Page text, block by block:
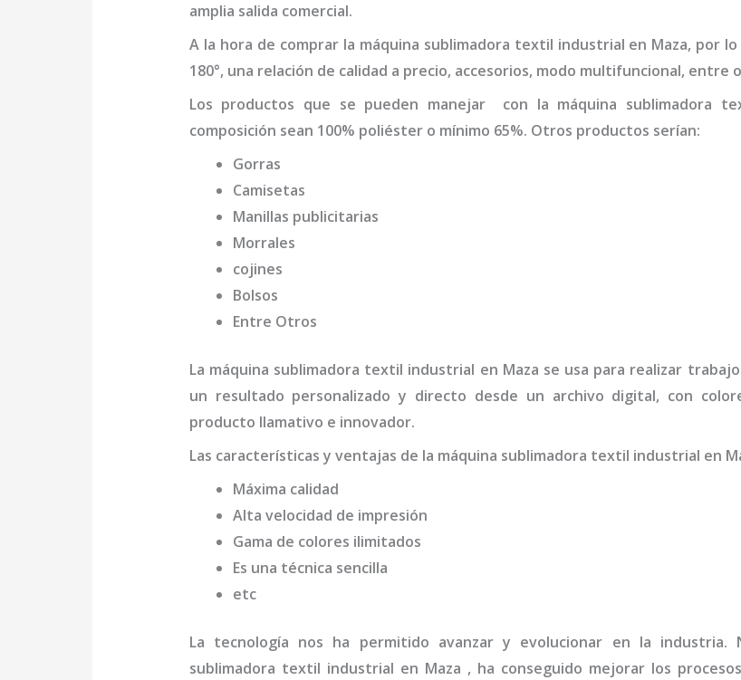
amplia salida comercial.
A la hora de comprar la máquina sublimadora textil industrial en Maza, por
180°, una relación de calidad a precio, accesorios, modo multifuncional, entre
Los productos que se pueden manejar con la máquina sublimadora
composición sean 100% poliéster o mínimo 65%. Otros productos serían:
Gorras
Camisetas
Manillas publicitarias
Morrales
cojines
Bolsos
Entre Otros
La máquina sublimadora textil industrial en Maza se usa para realizar
un resultado personalizado y directo desde un archivo digital, con
producto llamativo e innovador.
Las características y ventajas de la máquina sublimadora textil industrial en
Máxima calidad
Alta velocidad de impresión
Gama de colores ilimitados
Es una técnica sencilla
etc
La tecnología nos ha permitido avanzar y evolucionar en la industria.
sublimadora textil industrial en Maza , ha conseguido mejorar los